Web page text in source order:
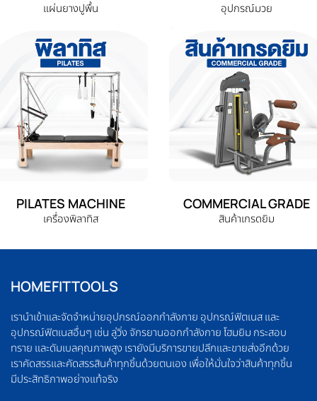
แผ่นยางปูพื้น อุปกรณ์มวย
PILATES MACHINE
เครื่องพิลาทิส
COMMERCIAL GRADE
สินค้าเกรดยิม
HOMEFITTOOLS
เรานำเข้าและจัดจำหน่ายอุปกรณ์ออกกำลังกาย อุปกรณ์ฟิตเนส และ
อุปกรณ์ฟิตเนสอื่นๆ เช่น ลู่วิ่ง จักรยานออกกำลังกาย โฮมยิม กระสอบ
ทราย และดัมเบลคุณภาพสูง เรายังมีบริการขายปลีกและขายส่งอีกด้วย
เราคัดสรรและคัดสรรสินค้าทุกชิ้นด้วยตนเอง เพื่อให้มั่นใจว่าสินค้าทุกชิ้น
มีประสิทธิภาพอย่างแท้จริง